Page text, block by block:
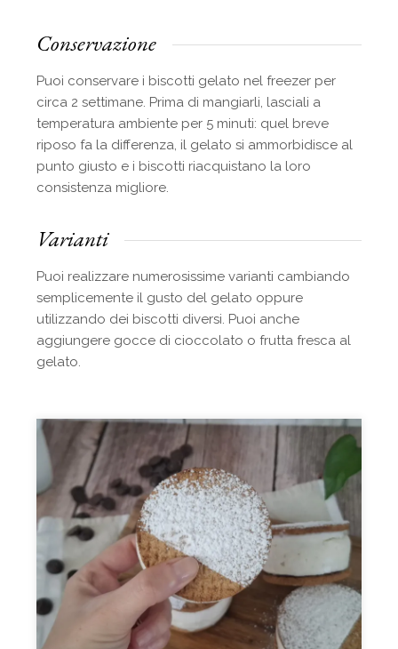
Conservazione
Puoi conservare i biscotti gelato nel freezer per
circa 2 settimane. Prima di mangiarli, lasciali a
temperatura ambiente per 5 minuti: quel breve
riposo fa la differenza, il gelato si ammorbidisce al
punto giusto e i biscotti riacquistano la loro
consistenza migliore.
Varianti
Puoi realizzare numerosissime varianti cambiando
semplicemente il gusto del gelato oppure
utilizzando dei biscotti diversi. Puoi anche
aggiungere gocce di cioccolato o frutta fresca al
gelato.